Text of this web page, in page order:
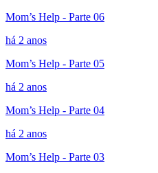
Mom’s Help - Parte 06
há 2 anos
Mom’s Help - Parte 05
há 2 anos
Mom’s Help - Parte 04
há 2 anos
Mom’s Help - Parte 03